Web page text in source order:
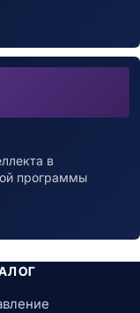
в
программы